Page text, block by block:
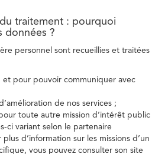
traitement : pourquoi
données ?
personnel sont recueillies et traitées
et pour pouvoir communiquer avec
de nos services ;
toute autre mission d’intérêt public
ci variant selon le partenaire
d’information sur les missions d’un
vous pouvez consulter son site